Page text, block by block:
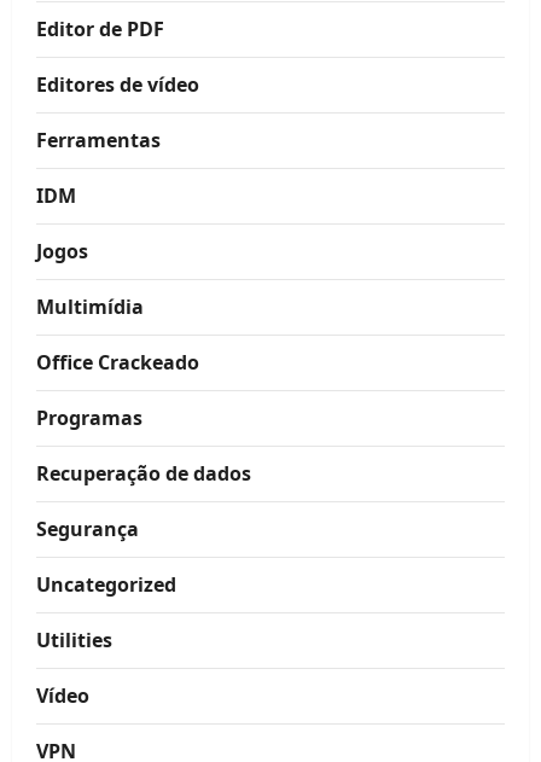
Editor de PDF
Editores de vídeo
Ferramentas
IDM
Jogos
Multimídia
Office Crackeado
Programas
Recuperação de dados
Segurança
Uncategorized
Utilities
Vídeo
VPN